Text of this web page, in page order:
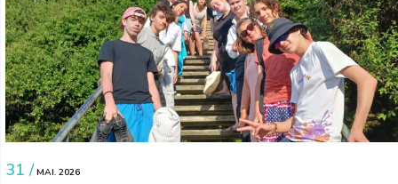
31 / MAI. 2026